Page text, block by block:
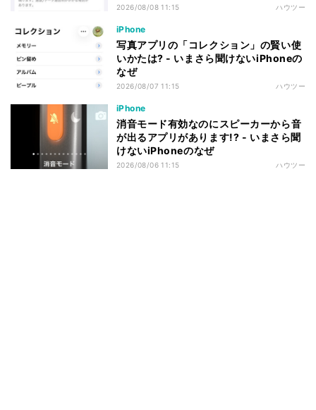
2026/08/08 11:15 ハウツー
iPhone
写真アプリの「コレクション」の賢い使
いかたは? - いまさら聞けないiPhoneの
なぜ
2026/08/07 11:15 ハウツー
iPhone
消音モード有効なのにスピーカーから音
が出るアプリがあります!? - いまさら聞
けないiPhoneのなぜ
2026/08/06 11:15 ハウツー